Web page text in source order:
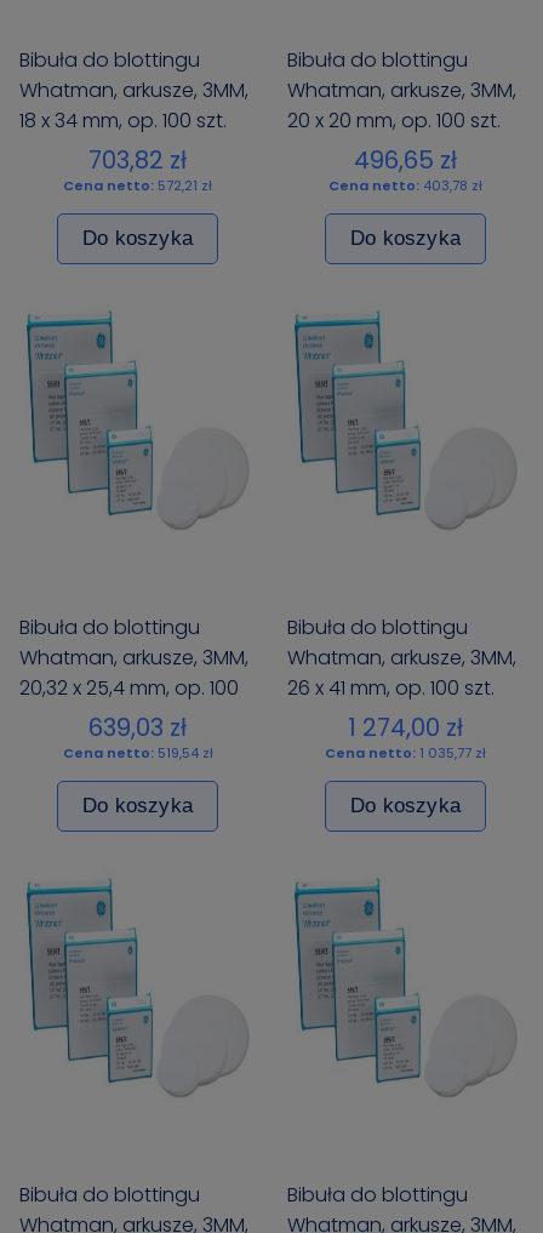
Bibuła do blottingu
Whatman, arkusze, 3MM,
18 x 34 mm, op. 100 szt.
703,82 zł
Cena netto: 572,21 zł
Do koszyka
Bibuła do blottingu
Whatman, arkusze, 3MM,
20 x 20 mm, op. 100 szt.
496,65 zł
Cena netto: 403,78 zł
Do koszyka
Bibuła do blottingu
Whatman, arkusze, 3MM,
20,32 x 25,4 mm, op. 100
639,03 zł
Cena netto: 519,54 zł
Do koszyka
Bibuła do blottingu
Whatman, arkusze, 3MM,
26 x 41 mm, op. 100 szt.
1 274,00 zł
Cena netto: 1 035,77 zł
Do koszyka
Bibuła do blottingu
Whatman, arkusze, 3MM,
Bibuła do blottingu
Whatman, arkusze, 3MM,